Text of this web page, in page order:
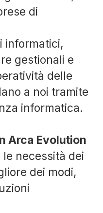
di
informatici,
gestionali e
delle
a noi tramite
informatica.
necessità dei
dei modi,